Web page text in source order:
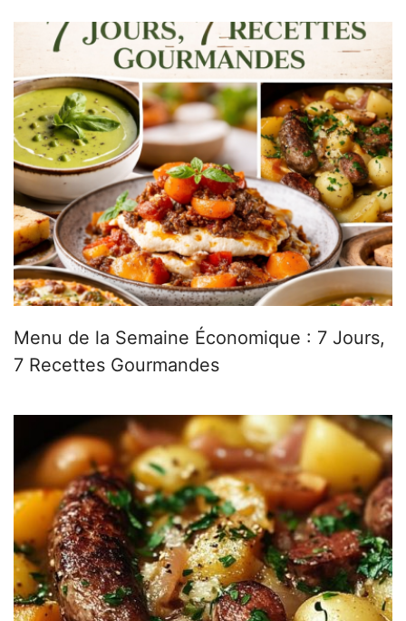
Menu de la Semaine Économique : 7 Jours,
7 Recettes Gourmandes